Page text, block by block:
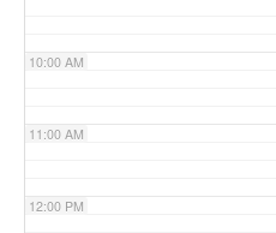
10:00 AM
11:00 AM
12:00 PM